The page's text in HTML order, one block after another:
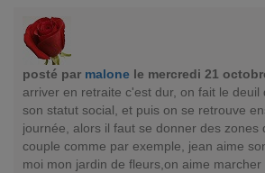
posté par malone le mercredi 21
arriver en retraite c'est dur, on fait le deuil
son statut social, et puis on se retrouve
journée, alors il faut se donner des zones
couple comme par exemple, jean aime
moi mon jardin de fleurs,on aime